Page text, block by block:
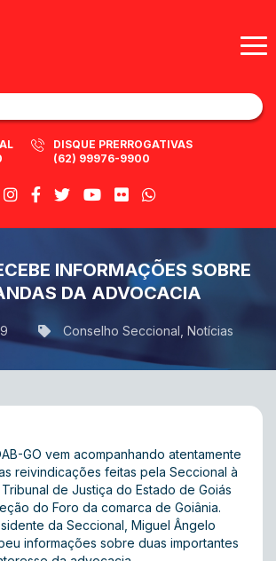
DISQUE PRERROGATIVAS
(62) 99976-9900
INFORMAÇÕES SOBRE
DA ADVOCACIA
Conselho Seccional Notícias
GO vem acompanhando atentamente
reivindicações feitas pela Seccional à
de Justiça do Estado de Goiás
do Foro da comarca de Goiânia.
da Seccional, Miguel Ângelo
informações sobre duas importantes